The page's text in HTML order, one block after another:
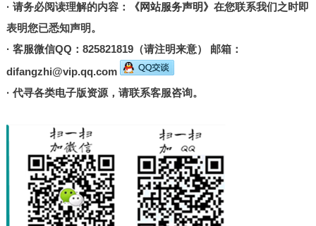
· 请务必阅读理解的内容： 《网站服务声明》 在您联系我们之时即
表明您已悉知声明。
· 客服微信QQ：825821819（请注明来意） 邮箱：
difangzhi@vip.qq.com
· 代寻各类电子版资源，请联系客服咨询。